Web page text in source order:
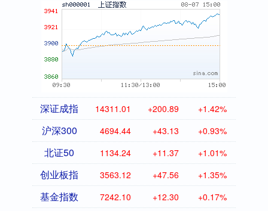
深证成指 14311.01 +200.89 +1.42%
沪深300 4694.44 +43.13 +0.93%
北证50 1134.24 +11.37 +1.01%
创业板指 3563.12 +47.56 +1.35%
基金指数 7242.10 +12.30 +0.17%